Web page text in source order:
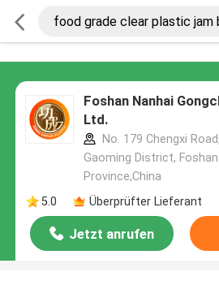
Foshan Nanhai
Ltd.
No. 179 Chengxi
Gaoming District,
Province,China
5.0
Überprüfter Lieferant
Jetzt anrufen